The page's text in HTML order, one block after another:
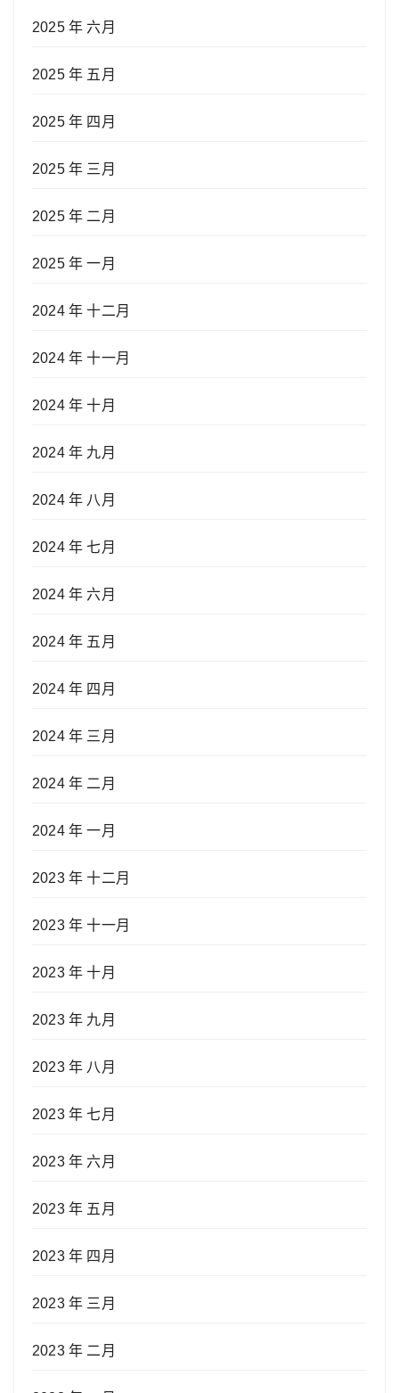
2025 年 六月
2025 年 五月
2025 年 四月
2025 年 三月
2025 年 二月
2025 年 一月
2024 年 十二月
2024 年 十一月
2024 年 十月
2024 年 九月
2024 年 八月
2024 年 七月
2024 年 六月
2024 年 五月
2024 年 四月
2024 年 三月
2024 年 二月
2024 年 一月
2023 年 十二月
2023 年 十一月
2023 年 十月
2023 年 九月
2023 年 八月
2023 年 七月
2023 年 六月
2023 年 五月
2023 年 四月
2023 年 三月
2023 年 二月